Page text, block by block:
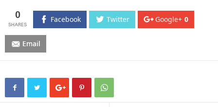
0 Facebook Twitter Google+ 0
Email